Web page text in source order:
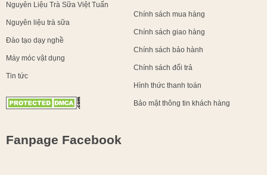
Nguyên Liệu Trà Sữa Việt Tuấn
Nguyên liệu trà sữa
Đào tạo dạy nghề
Máy móc vật dụng
Tin tức
Chính sách mua hàng
Chính sách giao hàng
Chính sách bảo hành
Chính sách đổi trả
Hình thức thanh toán
Bảo mật thông tin khách hàng
Fanpage Facebook